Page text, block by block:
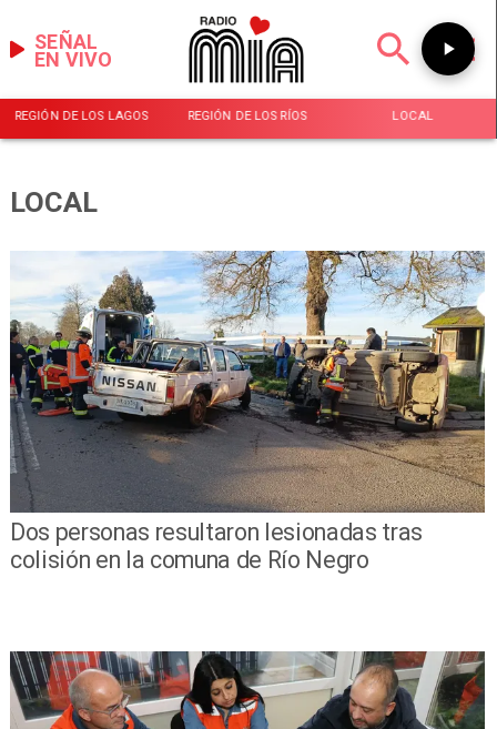
EN VIVO
SEÑAL
REGIÓN DE LOS LAGOS REGIÓN DE LOS RÍOS LOCAL
LOCAL
Dos personas resultaron lesionadas tras
colisión en la comuna de Río Negro